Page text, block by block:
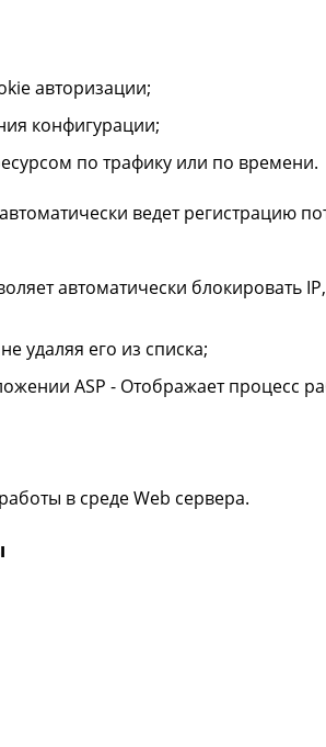
авторизации;
конфигурации;
по трафику или по времени.
ведет регистрацию
автоматически блокировать
удаляя его из списка;
ASP - Отображает процесс
в среде Web сервера.